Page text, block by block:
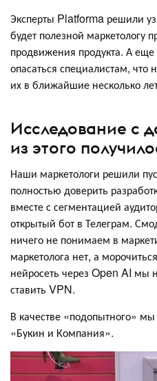
Эксперты Platforma решили
будет полезной маркетологу
продвижения продукта. А еще
опасаться специалистам, что
их в ближайшие несколько
Исследование с
из этого
Наши маркетологи решили
полностью доверить
вместе с сегментацией
открытый бот в Телеграм.
ничего не понимаем в
маркетолога нет, а
нейросеть через Open AI мы
ставить VPN.
В качестве «подопытного»
«Букин и Компания».